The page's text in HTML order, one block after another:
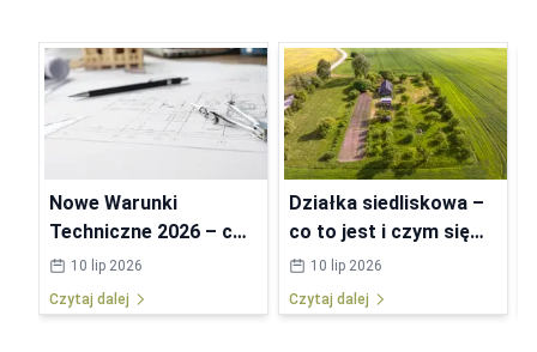
Nowe Warunki
Techniczne 2026 – co
się zmieni w
przepisach?
10 lip 2026
Czytaj dalej
Działka siedliskowa –
co to jest i czym się
różni od budowlanej?
10 lip 2026
Czytaj dalej